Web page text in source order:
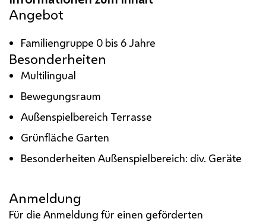
Angebot
Familiengruppe 0 bis 6 Jahre
Besonderheiten
Multilingual
Bewegungsraum
Außenspielbereich Terrasse
Grünfläche Garten
Besonderheiten Außenspielbereich: div. Geräte
Anmeldung
Für die Anmeldung für einen geförderten